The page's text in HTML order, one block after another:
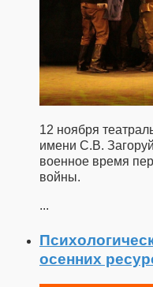
12 ноября
имени С.В.
военное время
войны.
...
осенних